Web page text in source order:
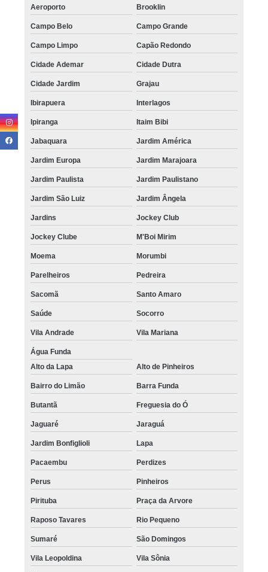
Aeroporto Brooklin
Campo Belo Campo Grande
Campo Limpo Capão Redondo
Cidade Ademar Cidade Dutra
Cidade Jardim Grajau
Ibirapuera Interlagos
Ipiranga Itaim Bibi
Jabaquara Jardim América
Jardim Europa Jardim Marajoara
Jardim Paulista Jardim Paulistano
Jardim São Luiz Jardim Ângela
Jardins Jockey Club
Jockey Clube M'Boi Mirim
Moema Morumbi
Parelheiros Pedreira
Sacomã Santo Amaro
Saúde Socorro
Vila Andrade Vila Mariana
Água Funda
Alto da Lapa
Alto de Pinheiros
Bairro do Limão Barra Funda
Butantã Freguesia do Ó
Jaguaré Jaraguá
Jardim Bonfiglioli Lapa
Pacaembu Perdizes
Perus Pinheiros
Pirituba Praça da Arvore
Raposo Tavares Rio Pequeno
Sumaré São Domingos
Vila Leopoldina Vila Sônia